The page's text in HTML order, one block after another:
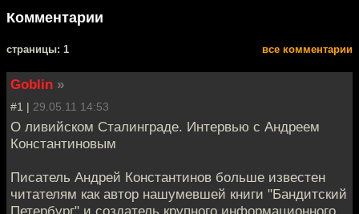
Комментарии
cтраницы: 1 все комментарии
Goblin »
#1 | 29.05.11 14:53
О ливийском Сталинграде. Интервью с Андреем
Константиновым
Писатель Андрей Константинов больше известен
читателям как автор нашумевшей книги "Бандитский